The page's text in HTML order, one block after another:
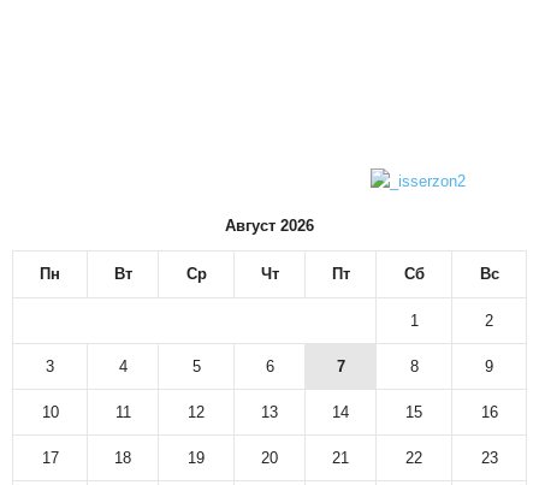
Август 2026
Пн Вт Ср Чт Пт Сб Вс
1 2
3 4 5 6 7 8 9
10 11 12 13 14 15 16
17 18 19 20 21 22 23